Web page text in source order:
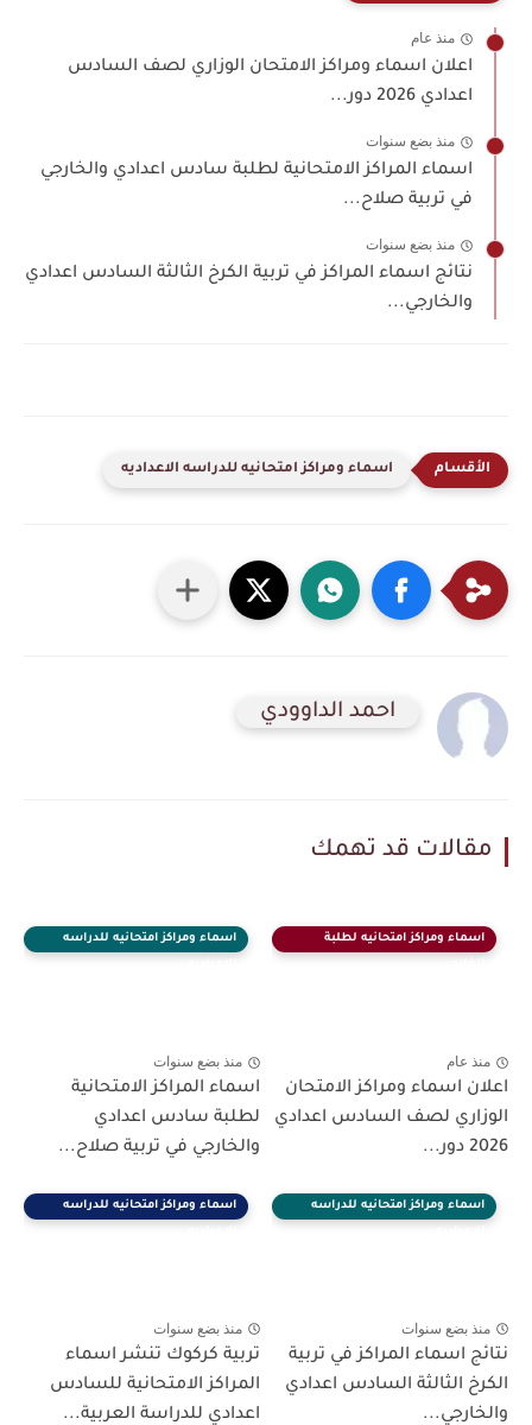
منذ عام
اعلان اسماء ومراكز الامتحان الوزاري لصف السادس
اعدادي 2026 دور...
منذ بضع سنوات
اسماء المراكز الامتحانية لطلبة سادس اعدادي والخارجي
في تربية صلاح...
منذ بضع سنوات
نتائج اسماء المراكز في تربية الكرخ الثالثة السادس اعدادي
والخارجي...
اسماء ومراكز امتحانيه للدراسه الاعداديه
احمد الداوودي
مقالات قد تهمك
اسماء ومراكز امتحانيه لطلبة
منذ عام
اعلان اسماء ومراكز الامتحان
الوزاري لصف السادس اعدادي
2026 دور...
اسماء ومراكز امتحانيه للدراسه
منذ بضع سنوات
اسماء المراكز الامتحانية
لطلبة سادس اعدادي
والخارجي في تربية صلاح...
اسماء ومراكز امتحانيه للدراسه
منذ بضع سنوات
نتائج اسماء المراكز في تربية
الكرخ الثالثة السادس اعدادي
والخارجي...
اسماء ومراكز امتحانيه للدراسه
منذ بضع سنوات
تربية كركوك تنشر اسماء
المراكز الامتحانية للسادس
اعدادي للدراسة العربية...